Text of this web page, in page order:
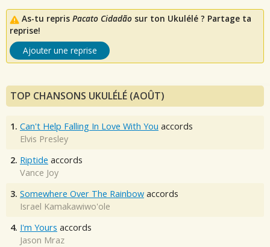
As-tu repris Pacato Cidadão sur ton Ukulélé ? Partage ta
reprise!
Ajouter une reprise
TOP CHANSONS UKULÉLÉ (AOÛT)
1. Can't Help Falling In Love With You accords
Elvis Presley
2. Riptide accords
Vance Joy
3. Somewhere Over The Rainbow accords
Israel Kamakawiwo'ole
4. I'm Yours accords
Jason Mraz